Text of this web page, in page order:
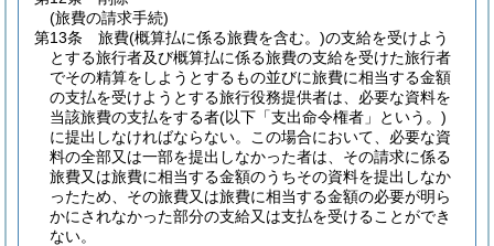
(旅費の請求手続)
第13条
旅費(概算払に係る旅費を含む。)の支給を受けよう
とする旅行者及び概算払に係る旅費の支給を受けた旅行者
でその精算をしようとするもの並びに旅費に相当する金額
の支払を受けようとする旅行役務提供者は、必要な資料を
当該旅費の支払をする者(以下「支出命令権者」という。)
に提出しなければならない。
この場合において、必要な資
料の全部又は一部を提出しなかった者は、その請求に係る
旅費又は旅費に相当する金額のうちその資料を提出しなか
ったため、その旅費又は旅費に相当する金額の必要が明ら
かにされなかった部分の支給又は支払を受けることができ
ない。